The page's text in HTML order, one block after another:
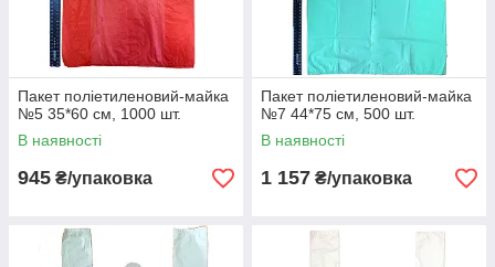
Пакет поліетиленовий-майка
№5 35*60 см, 1000 шт.
В наявності
945 ₴/упаковка
Пакет поліетиленовий-майка
№7 44*75 см, 500 шт.
В наявності
1 157 ₴/упаковка